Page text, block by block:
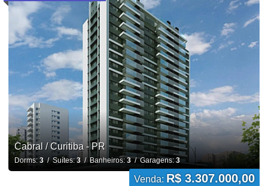
Cabral / Curitiba - PR
Dorms: 3/ Suítes:3/ Banheiros: 3/ Garagens: 3
Venda: R$ 3.307.000,00